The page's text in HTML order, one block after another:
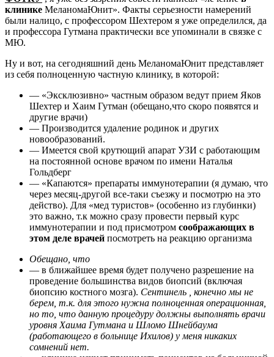
клинике МеланомаЮнит». Факты серьезности намерений
были налицо, с профессором Шехтером я уже определился, да
и профессора Гутмана практически все упоминали в связке с
МЮ.
Ну и вот, на сегодняшний день МеланомаЮнит представляет
из себя полноценную частную клинику, в которой:
— «Эксклюзивно» частным образом ведут прием Яков
Шехтер и Хаим Гутман (обещано,что скоро появятся и
другие врачи)
— Производится удаление родинок и других
новообразований.
— Имеется свой крутющий апарат УЗИ с работающим
на постоянной основе врачом по имени Наталья
Гольдберг
— «Капаются» препараты иммунотерапии (я думаю, что
через месяц-другой все-таки съезжу и посмотрю на это
действо). Для «мед туристов» (особенно из глубинки)
это важно, т.к можно сразу провести первый курс
иммунотерапии и под присмотром соображающих в
этом деле врачей посмотреть на реакцию организма
Обещано, что
— в ближайшее время будет получено разрешение на
проведение большинства видов биопсий (включая
биопсию костного мозга). Сентинель , конечно мы не
берем, т.к. для этого нужна полноценная операционная,
но то, что данную процедуру должны выполнять врачи
уровня Хаима Гутмана и Шломо Шнейбаума
(работающего в больнице Ихилов) у меня никаких
сомнений нет.